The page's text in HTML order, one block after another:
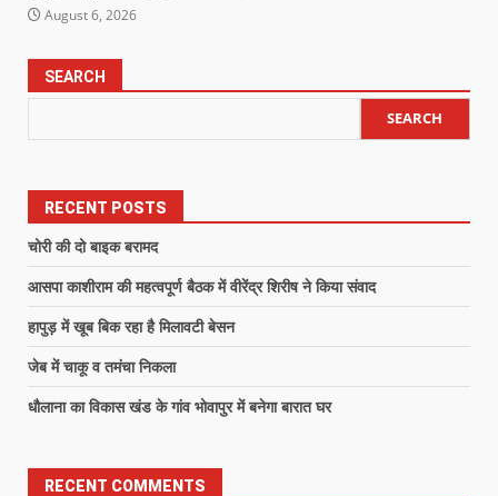
August 6, 2026
SEARCH
SEARCH
RECENT POSTS
चोरी की दो बाइक बरामद
आसपा काशीराम की महत्वपूर्ण बैठक में वीरेंद्र शिरीष ने किया संवाद
हापुड़ में खूब बिक रहा है मिलावटी बेसन
जेब में चाकू व तमंचा निकला
धौलाना का विकास खंड के गांव भोवापुर में बनेगा बारात घर
RECENT COMMENTS